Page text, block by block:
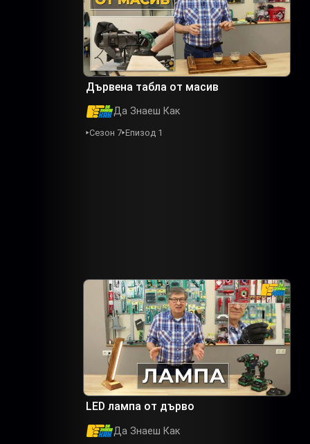
Дървена табла от масив
Да Знаеш Как
Сезон 7 Епизод 1
LED лампа от дърво
Да Знаеш Как